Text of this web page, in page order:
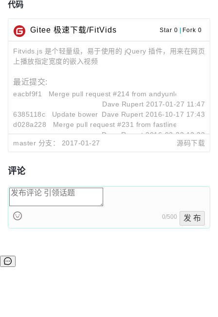
代码
Gitee 极速下载/FitVids Star 0 Fork 0
Fitvids.js 是个轻量级，易于使用的 jQuery 插件，用来在网页
上播放指定宽度的嵌入视频
最近提交:
eacbf9f1
Merge pull request #214 from andyunleashed/
Dave Rupert 2017-01-27 11:47
6385118c
Update bower Dave Rupert 2016-10-17 17:43
d028a228
Merge pull request #231 from fastlinemedia/
Dave Rupert 2016-02-22 12:32
master 分支：
2017-01-27 源码下载
评论
0/500 发 布